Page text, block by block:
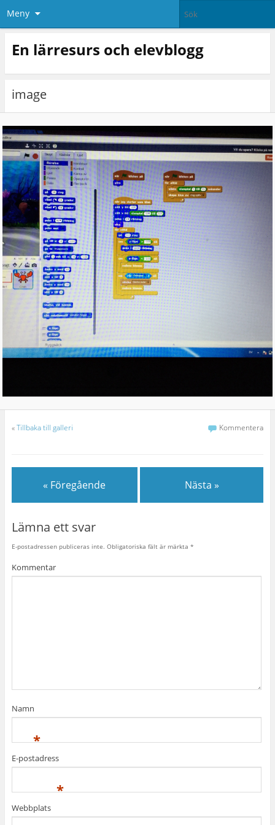
Meny
En lärresurs och elevblogg
image
«Tillbaka till galleri Kommentera
« Föregående Nästa »
Lämna ett svar
E-postadressen publiceras inte. Obligatoriska fält är märkta *
Kommentar
Namn
*
E-postadress
*
Webbplats